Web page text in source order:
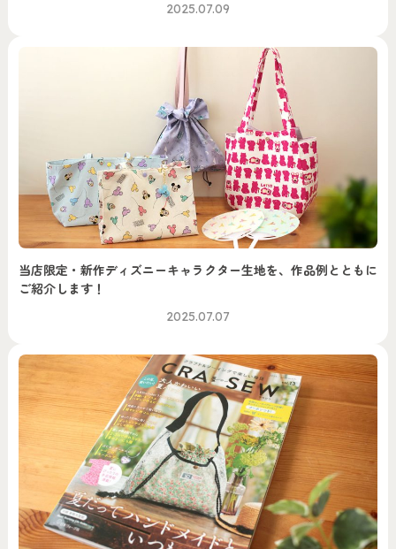
2025.07.09
当店限定・新作ディズニーキャラクター生地を、作品例とともに
ご紹介します！
2025.07.07